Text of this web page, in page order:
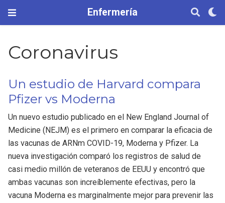
Enfermería
Coronavirus
Un estudio de Harvard compara
Pfizer vs Moderna
Un nuevo estudio publicado en el New England Journal of
Medicine (NEJM) es el primero en comparar la eficacia de
las vacunas de ARNm COVID-19, Moderna y Pfizer. La
nueva investigación comparó los registros de salud de
casi medio millón de veteranos de EEUU y encontró que
ambas vacunas son increíblemente efectivas, pero la
vacuna Moderna es marginalmente mejor para prevenir las